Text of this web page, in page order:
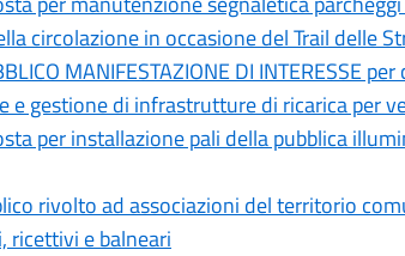
circolazione in occasione del Trail delle
MANIFESTAZIONE DI INTERESSE
e gestione di infrastrutture di ricarica per
per installazione pali della pubblica
rivolto ad associazioni del territorio
ricettivi e balneari